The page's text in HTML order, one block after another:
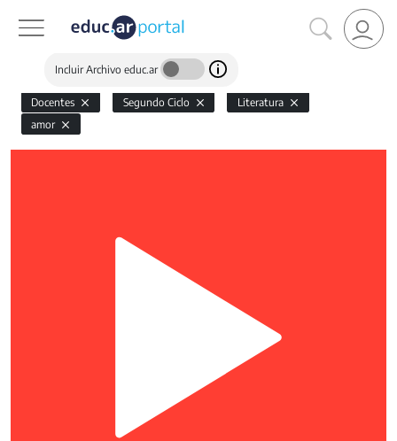
Incluir Archivo educ.ar
Docentes Segundo Ciclo
Literatura
amor